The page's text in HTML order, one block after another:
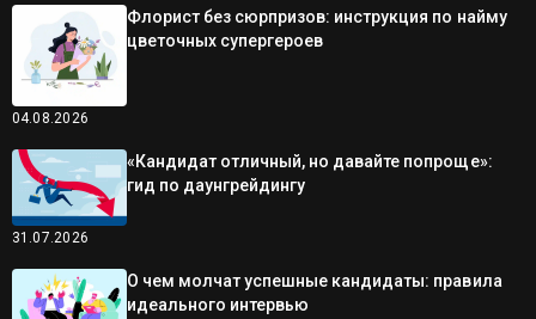
04.08.2026
Флорист без сюрпризов: инструкция по найму
цветочных супергероев
31.07.2026
«Кандидат отличный, но давайте попроще»:
гид по даунгрейдингу
О чем молчат успешные кандидаты: правила
идеального интервью